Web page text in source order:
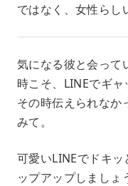
ではなく、女性らし
気になる彼と会って
時こそ、LINEでギャ
その時伝えられなか
みて。
可愛いLINEでドキ
ップアップしましょ